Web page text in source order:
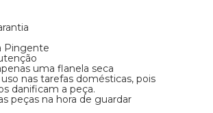
Pingente
uma flanela seca
nas tarefas domésticas, pois
danificam a peça.
peças na hora de guardar